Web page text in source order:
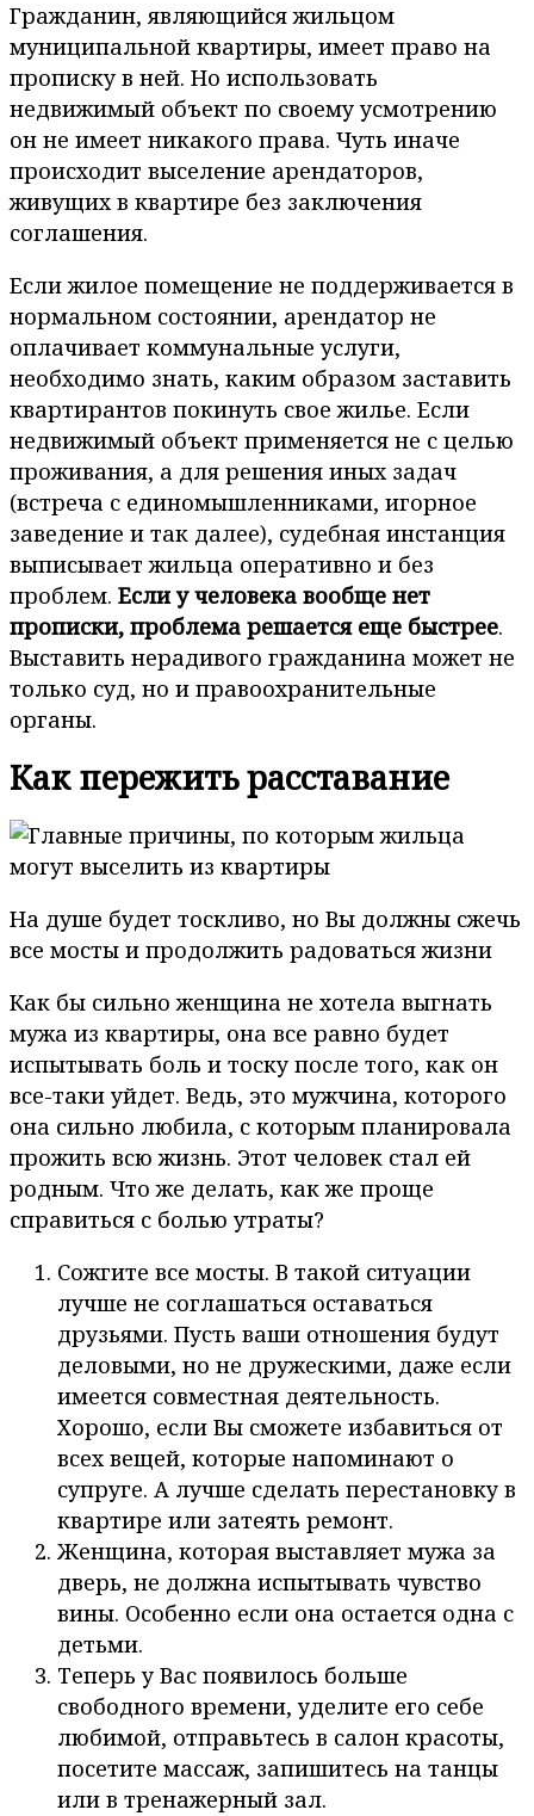
Гражданин, являющийся жильцом
муниципальной квартиры, имеет право на
прописку в ней. Но использовать
недвижимый объект по своему усмотрению
он не имеет никакого права. Чуть иначе
происходит выселение арендаторов,
живущих в квартире без заключения
соглашения.
Если жилое помещение не поддерживается в
нормальном состоянии, арендатор не
оплачивает коммунальные услуги,
необходимо знать, каким образом заставить
квартирантов покинуть свое жилье. Если
недвижимый объект применяется не с целью
проживания, а для решения иных задач
(встреча с единомышленниками, игорное
заведение и так далее), судебная инстанция
выписывает жильца оперативно и без
проблем. Если у человека вообще нет
прописки, проблема решается еще быстрее.
Выставить нерадивого гражданина может не
только суд, но и правоохранительные
органы.
Как пережить расставание
На душе будет тоскливо, но Вы должны сжечь
все мосты и продолжить радоваться жизни
Как бы сильно женщина не хотела выгнать
мужа из квартиры, она все равно будет
испытывать боль и тоску после того, как он
все-таки уйдет. Ведь, это мужчина, которого
она сильно любила, с которым планировала
прожить всю жизнь. Этот человек стал ей
родным. Что же делать, как же проще
справиться с болью утраты?
Сожгите все мосты. В такой ситуации
лучше не соглашаться оставаться
друзьями. Пусть ваши отношения будут
деловыми, но не дружескими, даже если
имеется совместная деятельность.
Хорошо, если Вы сможете избавиться от
всех вещей, которые напоминают о
супруге. А лучше сделать перестановку в
квартире или затеять ремонт.
Женщина, которая выставляет мужа за
дверь, не должна испытывать чувство
вины. Особенно если она остается одна с
детьми.
Теперь у Вас появилось больше
свободного времени, уделите его себе
любимой, отправьтесь в салон красоты,
посетите массаж, запишитесь на танцы
или в тренажерный зал.